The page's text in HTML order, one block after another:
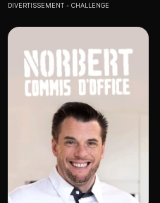
DIVERTISSEMENT CHALLENGE